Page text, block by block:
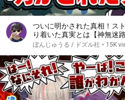
ついに明かされた真相！ス
り着いた真実とは【神無迷路
ぼんじゅうる / ドズル社 • 15K